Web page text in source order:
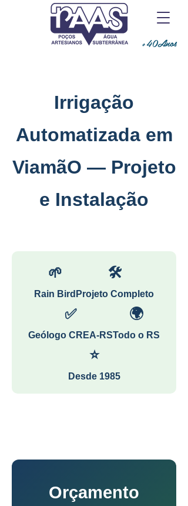
+40Anos
Irrigação
Automatizada em
ViamãO — Projeto
e Instalação
🌱
Rain Bird
🛠
Projeto Completo
✅
Geólogo CREA-RS
🌍
Todo o RS
⭐
Desde 1985
Orçamento